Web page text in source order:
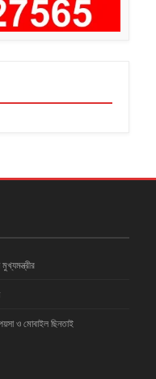
ও মোবাইল ছিনতাই